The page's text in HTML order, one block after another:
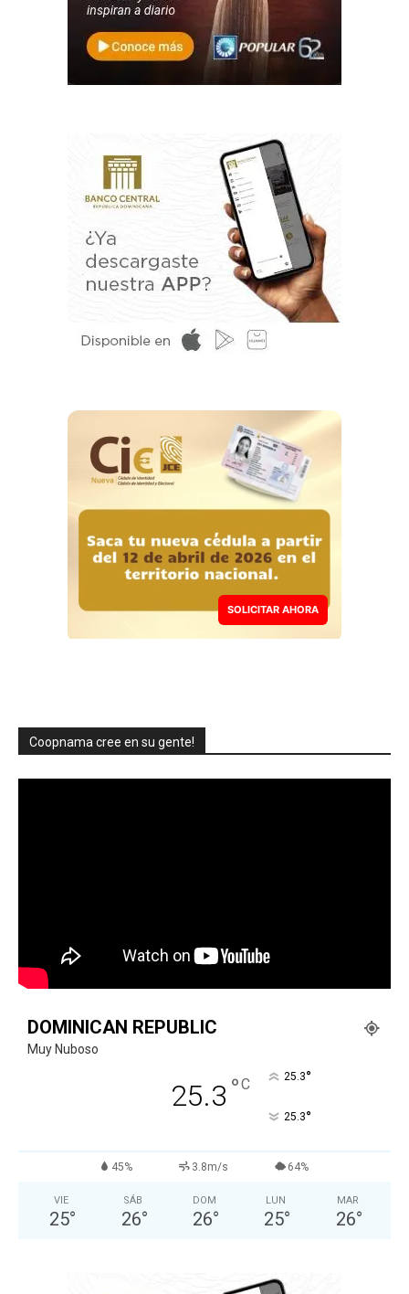
SOLICITAR AHORA
Coopnama cree en su gente!
DOMINICAN REPUBLIC
Muy Nuboso
25.3 °C 25.3°
25.3°
45% 3.8m/s 64%
VIE
25°
SÁB
26°
DOM
26°
LUN
25°
MAR
26°